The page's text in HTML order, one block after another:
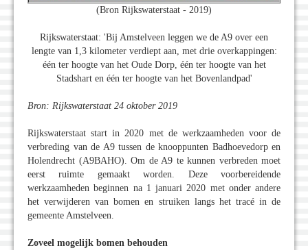
(Bron Rijkswaterstaat - 2019)
Rijkswaterstaat: 'Bij Amstelveen leggen we de A9 over een
lengte van 1,3 kilometer verdiept aan, met drie overkappingen:
één ter hoogte van het Oude Dorp, één ter hoogte van het
Stadshart en één ter hoogte van het Bovenlandpad'
Bron: Rijkswaterstaat 24 oktober 2019
Rijkswaterstaat start in 2020 met de werkzaamheden voor de
verbreding van de A9 tussen de knooppunten Badhoevedorp en
Holendrecht (A9BAHO). Om de A9 te kunnen verbreden moet
eerst ruimte gemaakt worden. Deze voorbereidende
werkzaamheden beginnen na 1 januari 2020 met onder andere
het verwijderen van bomen en struiken langs het tracé in de
gemeente Amstelveen.
Zoveel mogelijk bomen behouden